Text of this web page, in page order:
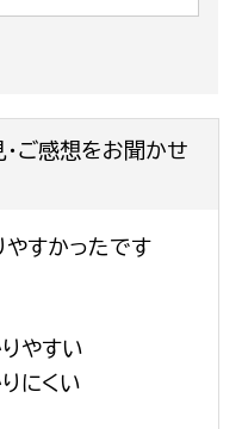
ご感想をお聞かせ
やすかったです
やすい
にくい